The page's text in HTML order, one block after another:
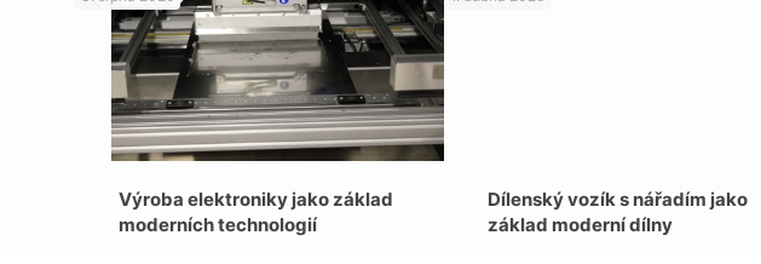
Výroba elektroniky jako základ
moderních technologií
Dílenský vozík s nářadím jako
základ moderní dílny